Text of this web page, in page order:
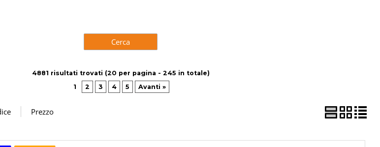
4881 risultati trovati (20 per pagina - 245 in totale)
1
2 3 4 5 Avanti »